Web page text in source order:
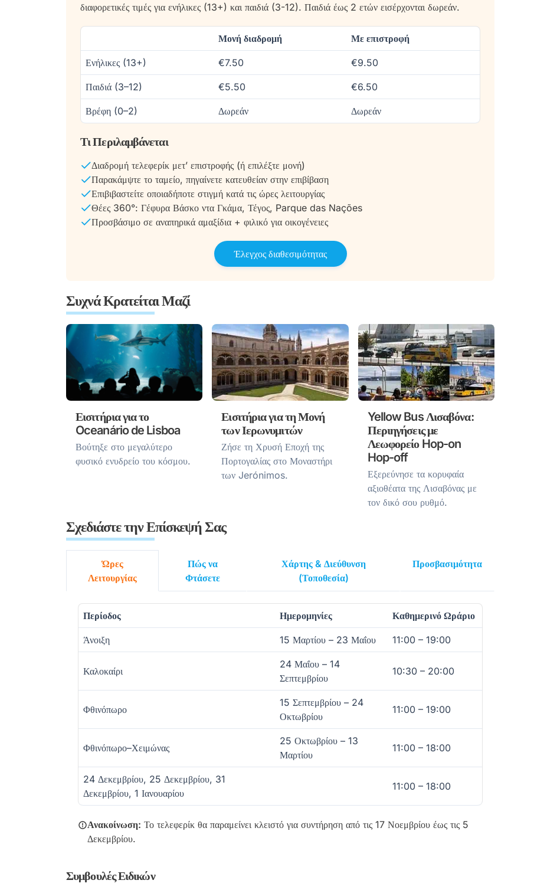
διαφορετικές τιμές για ενήλικες (13+) και παιδιά (3-12). Παιδιά έως 2 ετών εισέρχονται δωρεάν.
Μονή διαδρομή Με επιστροφή
Ενήλικες (13+) €7.50 €9.50
Παιδιά (3–12) €5.50 €6.50
Βρέφη (0–2) Δωρεάν Δωρεάν
Τι Περιλαμβάνεται
Διαδρομή τελεφερίκ μετ’ επιστροφής (ή επιλέξτε μονή)
Παρακάμψτε το ταμείο, πηγαίνετε κατευθείαν στην επιβίβαση
Επιβιβαστείτε οποιαδήποτε στιγμή κατά τις ώρες λειτουργίας
Θέες 360°: Γέφυρα Βάσκο ντα Γκάμα, Τέγος, Parque das Nações
Προσβάσιμο σε αναπηρικά αμαξίδια + φιλικό για οικογένειες
Έλεγχος διαθεσιμότητας
Συχνά Κρατείται Μαζί
Εισιτήρια για το
Oceanário de Lisboa
Βούτηξε στο μεγαλύτερο
φυσικό ενυδρείο του κόσμου.
Εισιτήρια για τη Μονή
των Ιερωνυμιτών
Ζήσε τη Χρυσή Εποχή της
Πορτογαλίας στο Μοναστήρι
των Jerónimos.
Yellow Bus Λισαβόνα:
Περιηγήσεις με
Λεωφορείο Hop-on
Hop-off
Εξερεύνησε τα κορυφαία
αξιοθέατα της Λισαβόνας με
τον δικό σου ρυθμό.
Σχεδιάστε την Επίσκεψή Σας
Ώρες
Λειτουργίας
Πώς να
Φτάσετε
Χάρτης & Διεύθυνση
(Τοποθεσία)
Προσβασιμότητα
Περίοδος Ημερομηνίες Καθημερινό Ωράριο
Άνοιξη 15 Μαρτίου – 23 Μαΐου 11:00 – 19:00
Καλοκαίρι
24 Μαΐου – 14
Σεπτεμβρίου
10:30 – 20:00
Φθινόπωρο
15 Σεπτεμβρίου – 24
Οκτωβρίου
11:00 – 19:00
Φθινόπωρο–Χειμώνας
25 Οκτωβρίου – 13
Μαρτίου
11:00 – 18:00
24 Δεκεμβρίου, 25 Δεκεμβρίου, 31
Δεκεμβρίου, 1 Ιανουαρίου
11:00 – 18:00
Ανακοίνωση: Το τελεφερίκ θα παραμείνει κλειστό για συντήρηση από τις 17 Νοεμβρίου έως τις 5
Δεκεμβρίου.
Συμβουλές Ειδικών